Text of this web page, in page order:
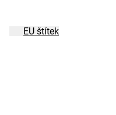
EU štítek